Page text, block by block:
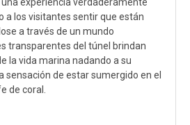
a los visitantes sentir que están
a través de un mundo
transparentes del túnel brindan
la vida marina nadando a su
sensación de estar sumergido en el
de coral.